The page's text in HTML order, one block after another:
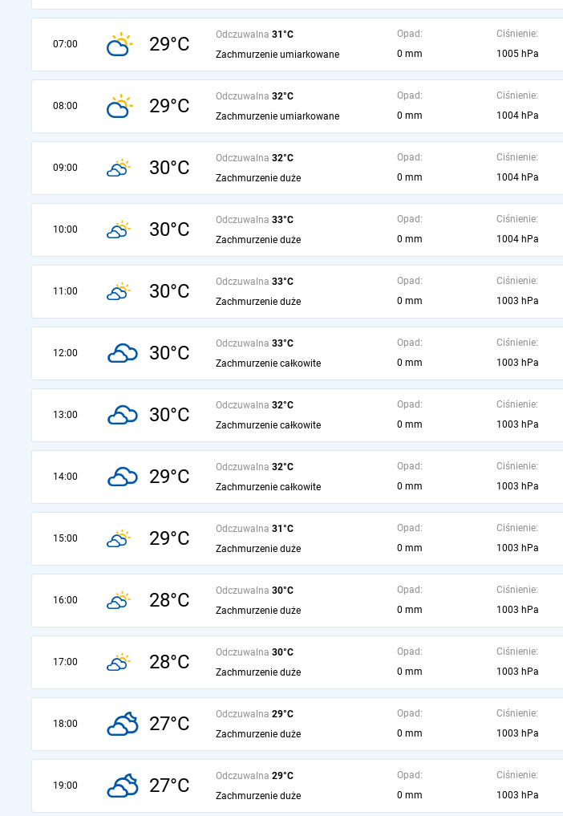
07:00 29°C Odczuwalna 31°C
Zachmurzenie umiarkowane
Opad:
0 mm
Ciśnienie:
1005 hPa
08:00 29°C Odczuwalna 32°C
Zachmurzenie umiarkowane
Opad:
0 mm
Ciśnienie:
1004 hPa
09:00 30°C Odczuwalna 32°C
Zachmurzenie duże
Opad:
0 mm
Ciśnienie:
1004 hPa
10:00 30°C Odczuwalna 33°C
Zachmurzenie duże
Opad:
0 mm
Ciśnienie:
1004 hPa
11:00 30°C Odczuwalna 33°C
Zachmurzenie duże
Opad:
0 mm
Ciśnienie:
1003 hPa
12:00 30°C Odczuwalna 33°C
Zachmurzenie całkowite
Opad:
0 mm
Ciśnienie:
1003 hPa
13:00 30°C Odczuwalna 32°C
Zachmurzenie całkowite
Opad:
0 mm
Ciśnienie:
1003 hPa
14:00 29°C Odczuwalna 32°C
Zachmurzenie całkowite
Opad:
0 mm
Ciśnienie:
1003 hPa
15:00 29°C Odczuwalna 31°C
Zachmurzenie duże
Opad:
0 mm
Ciśnienie:
1003 hPa
16:00 28°C Odczuwalna 30°C
Zachmurzenie duże
Opad:
0 mm
Ciśnienie:
1003 hPa
17:00 28°C Odczuwalna 30°C
Zachmurzenie duże
Opad:
0 mm
Ciśnienie:
1003 hPa
18:00 27°C Odczuwalna 29°C
Zachmurzenie duże
Opad:
0 mm
Ciśnienie:
1003 hPa
19:00 27°C Odczuwalna 29°C
Zachmurzenie duże
Opad:
0 mm
Ciśnienie:
1003 hPa